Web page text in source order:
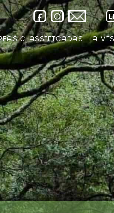
CLASSIFICADAS A